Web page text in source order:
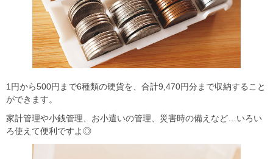
1円から500円まで6種類の硬貨を、合計9,470円分まで収納すること
ができます。
家計管理や小銭管理、お小遣いの管理、災害時の備えなど…いろい
ろ使えて便利ですよ◎